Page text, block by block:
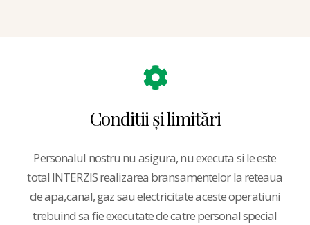
Conditii și limitări
Personalul nostru nu asigura, nu executa si le este
total INTERZIS realizarea bransamentelor la reteaua
de apa,canal, gaz sau electricitate aceste operatiuni
trebuind sa fie executate de catre personal special